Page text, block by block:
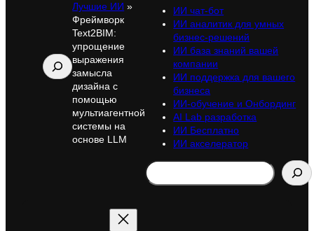
Поиск
Лучшие ИИ »
Фреймворк
Text2BIM:
упрощение
выражения
замысла
дизайна с
помощью
мультиагентной
системы на
основе LLM
ИИ чат-бот
ИИ аналитик для умных
бизнес-решений
ИИ база знаний вашей
компании
ИИ поддержка для вашего
бизнеса
ИИ-обучение и Онбординг
AI Lab разработка
ИИ Бесплатно
ИИ акселератор
Search